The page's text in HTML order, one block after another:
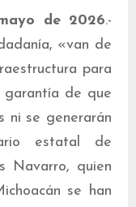
de 2026.-
«van de
para
garantía de que
ni se generarán
estatal de
Navarro, quien
se han